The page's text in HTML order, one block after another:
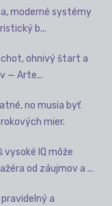
moderné systémy
b...
ohnivý štart a
— Arte...
no musia byť
mier.
vysoké IQ môže
od záujmov a ...
a